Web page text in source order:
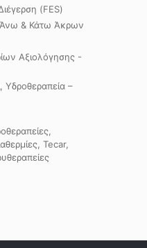
(FES)
Άνω & Κάτω Άκρων
Αξιολόγησης -
Υδροθεραπεία –
Tecar,